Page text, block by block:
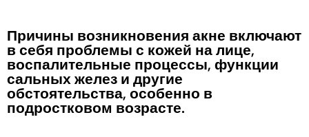
Причины возникновения акне включают
в себя проблемы с кожей на лице,
воспалительные процессы, функции
сальных желез и другие
обстоятельства, особенно в
подростковом возрасте.